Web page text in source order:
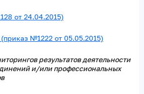
от 24.04.2015)
№1222 от 05.05.2015)
результатов деятельности
и/или профессиональных